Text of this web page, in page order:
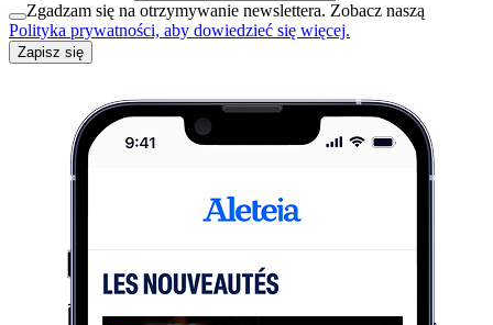
Zgadzam się na otrzymywanie newslettera. Zobacz naszą
Polityka prywatności, aby dowiedzieć się więcej.
Zapisz się